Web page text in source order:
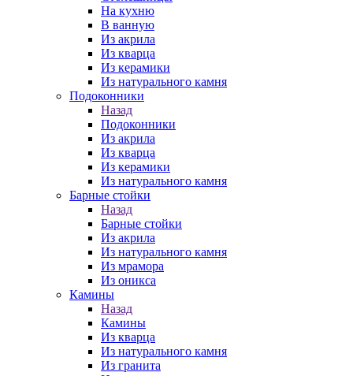
На кухню
В ванную
Из акрила
Из кварца
Из керамики
Из натурального камня
Подоконники
Назад
Подоконники
Из акрила
Из кварца
Из керамики
Из натурального камня
Барные стойки
Назад
Барные стойки
Из акрила
Из натурального камня
Из мрамора
Из оникса
Камины
Назад
Камины
Из кварца
Из натурального камня
Из гранита